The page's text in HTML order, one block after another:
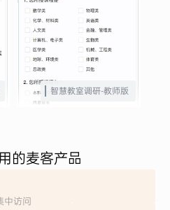
智慧教室调研-教师版
的麦客产品
中访问